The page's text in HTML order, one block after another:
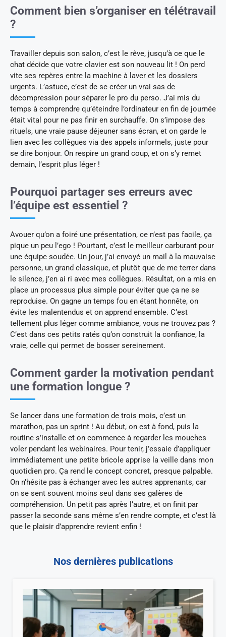
Comment bien s’organiser en télétravail
?
Travailler depuis son salon, c’est le rêve, jusqu’à ce que le
chat décide que votre clavier est son nouveau lit ! On perd
vite ses repères entre la machine à laver et les dossiers
urgents. L’astuce, c’est de se créer un vrai sas de
décompression pour séparer le pro du perso. J’ai mis du
temps à comprendre qu’éteindre l’ordinateur en fin de journée
était vital pour ne pas finir en surchauffe. On s’impose des
rituels, une vraie pause déjeuner sans écran, et on garde le
lien avec les collègues via des appels informels, juste pour
se dire bonjour. On respire un grand coup, et on s’y remet
demain, l’esprit plus léger !
Pourquoi partager ses erreurs avec
l’équipe est essentiel ?
Avouer qu’on a foiré une présentation, ce n’est pas facile, ça
pique un peu l’ego ! Pourtant, c’est le meilleur carburant pour
une équipe soudée. Un jour, j’ai envoyé un mail à la mauvaise
personne, un grand classique, et plutôt que de me terrer dans
le silence, j’en ai ri avec mes collègues. Résultat, on a mis en
place un processus plus simple pour éviter que ça ne se
reproduise. On gagne un temps fou en étant honnête, on
évite les malentendus et on apprend ensemble. C’est
tellement plus léger comme ambiance, vous ne trouvez pas ?
C’est dans ces petits ratés qu’on construit la confiance, la
vraie, celle qui permet de bosser sereinement.
Comment garder la motivation pendant
une formation longue ?
Se lancer dans une formation de trois mois, c’est un
marathon, pas un sprint ! Au début, on est à fond, puis la
routine s’installe et on commence à regarder les mouches
voler pendant les webinaires. Pour tenir, j’essaie d’appliquer
immédiatement une petite bricole apprise la veille dans mon
quotidien pro. Ça rend le concept concret, presque palpable.
On n’hésite pas à échanger avec les autres apprenants, car
on se sent souvent moins seul dans ses galères de
compréhension. Un petit pas après l’autre, et on finit par
passer la seconde sans même s’en rendre compte, et c’est là
que le plaisir d’apprendre revient enfin !
Nos dernières publications